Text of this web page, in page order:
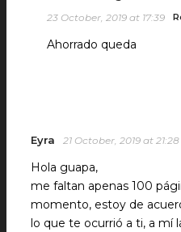
23 October, 2019 at 17:39
Ahorrado queda
Eyra 21 October, 2019 at 21:28
Hola guapa,
me faltan apenas 100
momento, estoy de
lo que te ocurrió a ti, a mí